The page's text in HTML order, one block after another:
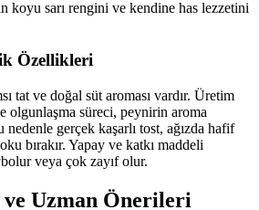
koyu sarı rengini ve kendine has lezzetini
Özellikleri
tat ve doğal süt aroması vardır. Üretim
olgunlaşma süreci, peynirin aroma
gerçek kaşarlı tost, ağızda hafif
bırakır. Yapay ve katkı maddeli
veya çok zayıf olur.
Uzman Önerileri